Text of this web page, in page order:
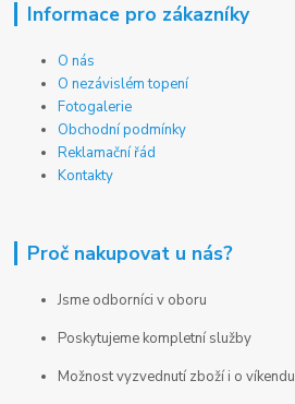
Informace pro zákazníky
O nás
O nezávislém topení
Fotogalerie
Obchodní podmínky
Reklamační řád
Kontakty
Proč nakupovat u nás?
Jsme odborníci v oboru
Poskytujeme kompletní služby
Možnost vyzvednutí zboží i o víkendu